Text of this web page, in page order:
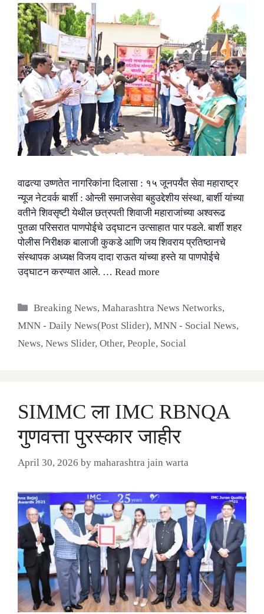
वाढत्या उष्णतेत नागरिकांना दिलासा : १५ जूनपर्यंत सेवा महाराष्ट्र
न्यूज नेटवर्क बार्शी : ओन्ली समाजसेवा बहुउद्देशीय संस्था, बार्शी यांच्या
वतीने शिवसृष्टी येथील छत्रपती शिवाजी महाराजांच्या अश्वरूढ
पुतळा परिसरात पाणपोईचे उद्घाटन उत्साहात पार पडले. बार्शी शहर
पोलीस निरीक्षक बालाजी कुकडे आणि जय शिवराय प्रतिष्ठानचे
संस्थापक अध्यक्ष विजय दादा राऊत यांच्या हस्ते या पाणपोईचे
उद्घाटन करण्यात आले. … Read more
Categories
Breaking News,Maharashtra News Networks,
MNN - Daily News(Post Slider), MNN - Social News,
News, News Slider, Other, People, Social
SIMMC ला IMC RBNQA
गुणवत्ता पुरस्कार जाहीर
April 30, 2026 by maharashtra jain warta